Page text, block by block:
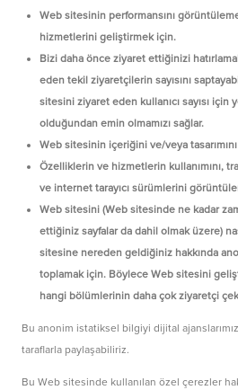
Web sitesinin performansını
hizmetlerini geliştirmek için.
Bizi daha önce ziyaret ettiğinizi
eden tekil ziyaretçilerin sayısını
sitesini ziyaret eden kullanıcı sayısı
olduğundan emin olmamızı sağlar.
Web sitesinin içeriğini ve/veya
Özelliklerin ve hizmetlerin kullanımını,
ve internet tarayıcı sürümlerini
Web sitesini (Web sitesinde ne kadar
ettiğiniz sayfalar da dahil olmak üzere)
sitesine nereden geldiğiniz hakkında
toplamak için. Böylece Web sitesini
hangi bölümlerinin daha çok ziyaretçi
Bu anonim istatiksel bilgiyi dijital
taraflarla paylaşabiliriz.
Bu Web sitesinde kullanılan özel çerezler